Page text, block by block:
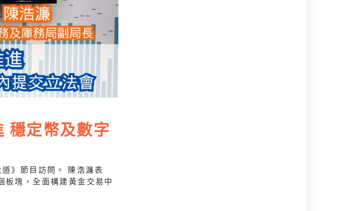
穩定幣及數字
》節目訪問。 陳浩濂表
板塊，全面構建黃金交易中